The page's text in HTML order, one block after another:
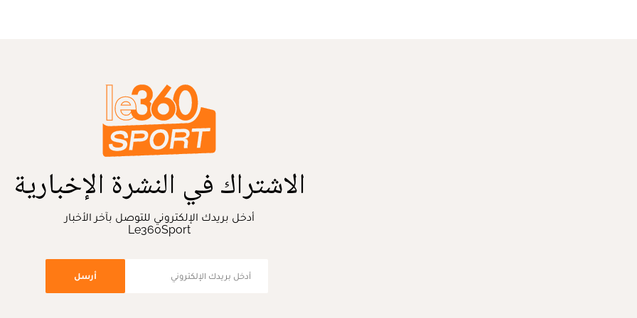
الاشتراك في النشرة الإخبارية
أدخل بريدك الإلكتروني للتوصل بآخر الأخبار
Le360Sport
أرسل